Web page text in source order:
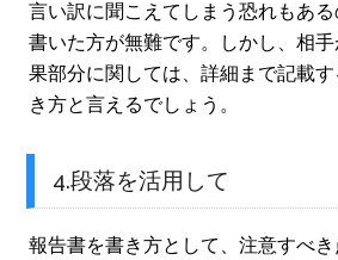
言い訳に聞こえてしまう恐れもあ
書いた方が無難です。しかし、相
果部分に関しては、詳細まで記載
き方と言えるでしょう。
4.段落を活用して
報告書を書き方として、注意すべ